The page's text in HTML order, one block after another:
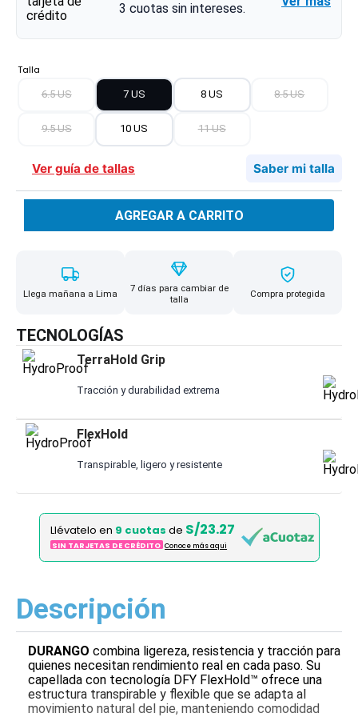
3 cuotas sin intereses.
Talla
6.5 US 7 US 8 US 8.5 US
9.5 US 10 US 11 US
Ver guía de tallas Saber mi talla
AGREGAR A CARRITO
Llega mañana a Lima
7 días para cambiar de
talla
Compra protegida
TECNOLOGÍAS
TerraHold Grip
Tracción y durabilidad extrema
FlexHold
Transpirable, ligero y resistente
Llévatelo en 9 cuotas de S/23.27
SIN TARJETAS DE CRÉDITO Conoce más aqui
Descripción
DURANGO combina ligereza, resistencia y tracción para
quienes necesitan rendimiento real en cada paso. Su
capellada con tecnología DFY FlexHold™ ofrece una
estructura transpirable y flexible que se adapta al
movimiento natural del pie, manteniendo comodidad